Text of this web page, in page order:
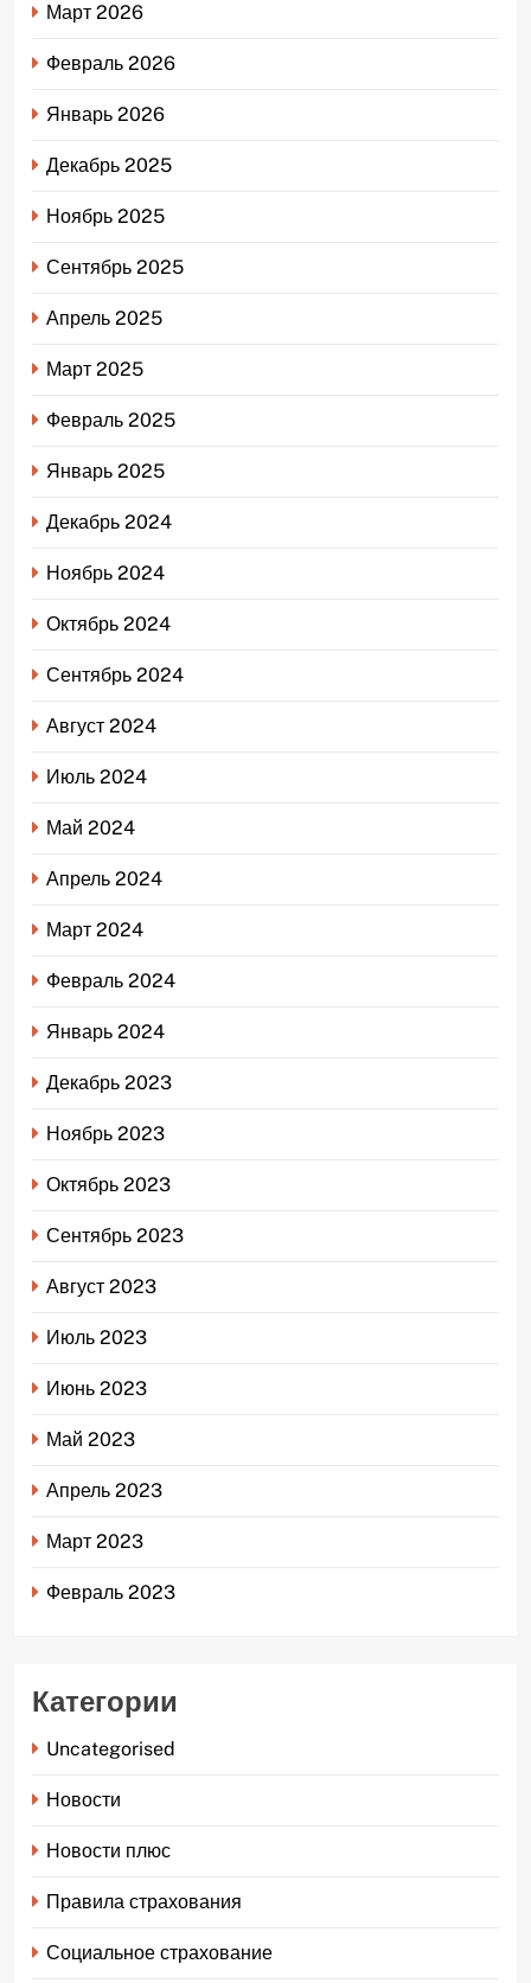
Март 2026
Февраль 2026
Январь 2026
Декабрь 2025
Ноябрь 2025
Сентябрь 2025
Апрель 2025
Март 2025
Февраль 2025
Январь 2025
Декабрь 2024
Ноябрь 2024
Октябрь 2024
Сентябрь 2024
Август 2024
Июль 2024
Май 2024
Апрель 2024
Март 2024
Февраль 2024
Январь 2024
Декабрь 2023
Ноябрь 2023
Октябрь 2023
Сентябрь 2023
Август 2023
Июль 2023
Июнь 2023
Май 2023
Апрель 2023
Март 2023
Февраль 2023
Категории
Uncategorised
Новости
Новости плюс
Правила страхования
Социальное страхование